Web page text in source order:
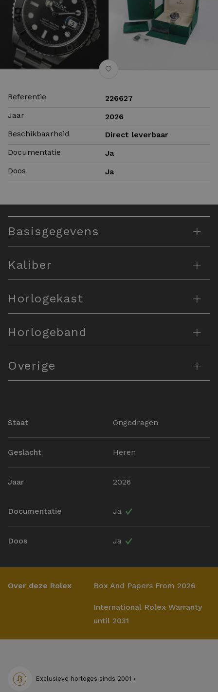
Referentie
226627
Jaar
2026
Beschikbaarheid
Direct leverbaar
Documentatie
Ja
Doos
Ja
Basisgegevens +
Kaliber +
Horlogekast +
Horlogeband +
Overige +
Staat Ongedragen
Geslacht Heren
Jaar 2026
Documentatie Ja
Doos Ja
Over deze Rolex Box And Papers From 2026
International Rolex Warranty
until 2031
Exclusieve horloges sinds 2001 ›